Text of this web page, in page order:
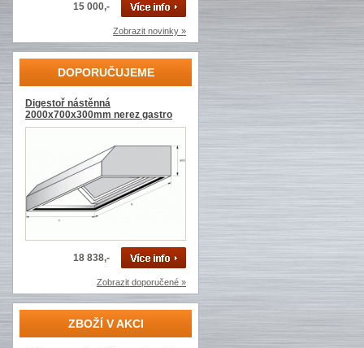
15 000,-
Zobrazit novinky »
DOPORUČUJEME
Digestoř nástěnná
2000x700x300mm nerez gastro
18 838,-
Zobrazit doporučené »
ZBOŽÍ V AKCI